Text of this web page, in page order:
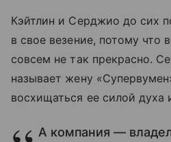
Кэйтлин и Серджио до сих
в свое везение, потому что
совсем не так прекрасно.
называет жену
восхищаться ее силой духа
А компания —